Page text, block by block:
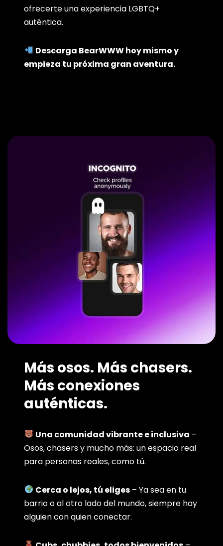
ofrecerte una experiencia LGBTQ+
auténtica.
Descarga BearWWW hoy mismo y
empieza tu próxima gran aventura.
Más osos. Más chasers.
Más conexiones
auténticas.
Una comunidad vibrante e inclusiva –
Osos, chasers y mucho más: un espacio real
para personas reales, como tú.
Cerca o lejos, tú eliges– Ya sea en tu
barrio o al otro lado del mundo, siempre hay
alguien con quien conectar.